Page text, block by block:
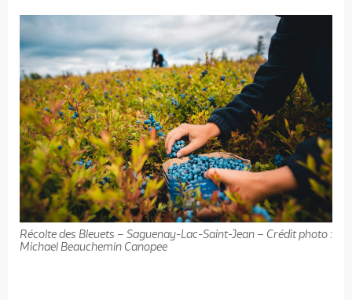
Récolte des Bleuets – Saguenay-Lac-Saint-Jean – Crédit photo :
Michael Beauchemin Canopee